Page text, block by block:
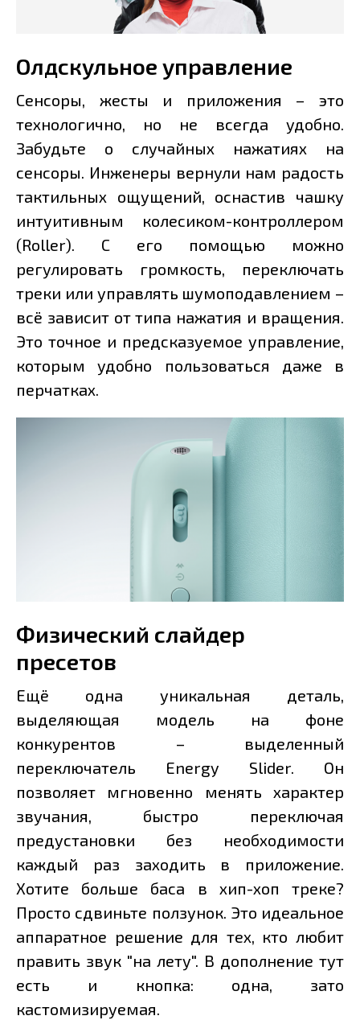
Олдскульное управление
Сенсоры, жесты и приложения – это
технологично, но не всегда удобно.
Забудьте о случайных нажатиях на
сенсоры. Инженеры вернули нам радость
тактильных ощущений, оснастив чашку
интуитивным колесиком-контроллером
(Roller). С его помощью можно
регулировать громкость, переключать
треки или управлять шумоподавлением –
всё зависит от типа нажатия и вращения.
Это точное и предсказуемое управление,
которым удобно пользоваться даже в
перчатках.
Физический слайдер
пресетов
Ещё одна уникальная деталь,
выделяющая модель на фоне
конкурентов – выделенный
переключатель Energy Slider. Он
позволяет мгновенно менять характер
звучания, быстро переключая
предустановки без необходимости
каждый раз заходить в приложение.
Хотите больше баса в хип-хоп треке?
Просто сдвиньте ползунок. Это идеальное
аппаратное решение для тех, кто любит
править звук "на лету". В дополнение тут
есть и кнопка: одна, зато
кастомизируемая.